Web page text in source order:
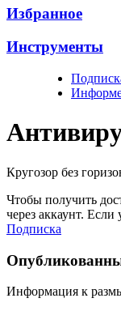
Избранное
Инструменты
Кругозор без
Чтобы получить
через аккаунт.
Подписка
Информация к